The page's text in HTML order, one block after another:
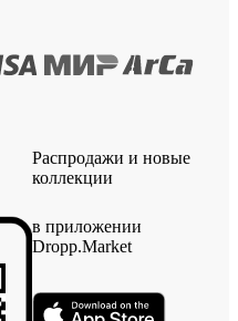
Распродажи и новые
коллекции
в приложении
Dropp.Market